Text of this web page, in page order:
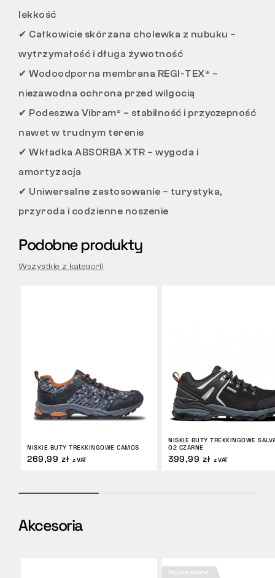
lekkość
✔ Całkowicie skórzana cholewka z nubuku –
wytrzymałość i długa żywotność
✔ Wodoodporna membrana REGI-TEX® –
niezawodna ochrona przed wilgocią
✔ Podeszwa Vibram® – stabilność i przyczepność
nawet w trudnym terenie
✔ Wkładka ABSORBA XTR – wygoda i
amortyzacja
✔ Uniwersalne zastosowanie – turystyka,
przyroda i codzienne noszenie
Podobne produkty
Wszystkie z kategorii
NISKIE BUTY TREKKINGOWE CAMOS
269,99 zł z VAT
NISKIE BUTY TREKKINGOWE
O2 CZARNE
399,99 zł z VAT
Akcesoria
Wyprzedane